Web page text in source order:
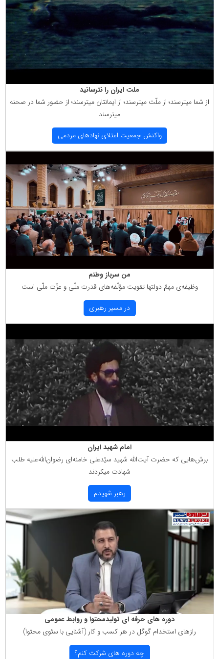
ملت ایران را نترسانید
از شما میترسند؛ از ملّت میترسند؛ از ایمانتان میترسند؛ از حضور شما در صحنه
میترسند
واكنش جمعیت اعتلای نهادهای مردمی
من سرباز وطنم
وظیفه‌ی مهمّ دولتها تقویت مؤلّفه‌های قدرت ملّی و عزّت ملّی است
در مسیر رهبری
امام شهید ایران
برش‌هایی كه حضرت آیت‌الله شهید سیّدعلی خامنه‌ای رضوان‌الله‌علیه طلب
شهادت میكردند
رهبر شهیدم
دوره های حرفه ای تولیدمحتوا و روابط عمومی
رازهای استخدام گوگل در هر كسب و كار (آشنایی با سئوی محتوا)
چه دوره های شركت كنم؟